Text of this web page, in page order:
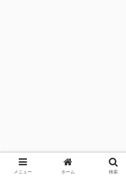
メニュー ホーム 検索